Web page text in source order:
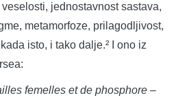
jednostavnost sastava,
metamorfoze, prilagodljivost,
isto, i tako dalje.² I ono iz
femelles et de phosphore –